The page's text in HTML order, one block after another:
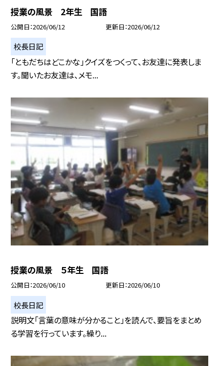
授業の風景 2年生 国語
公開日 2026/06/12 更新日 2026/06/12
校長日記
「ともだちはどこかな」クイズをつくって、お友達に発表しま
す。聞いたお友達は、メモ...
授業の風景 ５年生 国語
公開日 2026/06/10 更新日 2026/06/10
校長日記
説明文「言葉の意味が分かること」を読んで、要旨をまとめ
る学習を行っています。繰り...